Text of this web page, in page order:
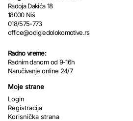
Radoja Dakića 18
18000 Niš
018/575-773
office@odigledolokomotive.rs
Radno vreme:
Radnim danom od 9-16h
Naručivanje online 24/7
Moje strane
Login
Registracija
Korisnička strana